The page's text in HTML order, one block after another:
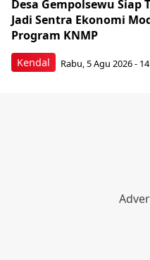
Kendal
Desa Gempolsewu Siap
Jadi Sentra Ekonomi
Program KNMP
Rabu, 5 Agu 2026 -